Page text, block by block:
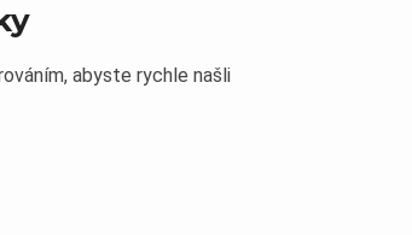
abyste rychle našli